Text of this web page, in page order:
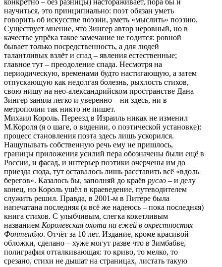
научиться, это принципиально: поэт обязан уметь
говорить об искусстве поэзии, уметь «мыслить» поэзию.
Существует мнение, что Зингер автор неровный, но в
качестве упрёка такое замечание не годится: ровной
бывает только посредственность, а для людей
талантливых взлёт и спад – явления естественные;
главное тут – преодоление спада. Несмотря на
периодическую, временами будто настигающую, а затем
отпускающую как недолгая болезнь, рыхлость стихов,
свою нишу на нео-александрийском пространстве Дана
Зингер заняла легко и уверенно – ни здесь, ни в
метрополии так никто не пишет.
Михаил Король. Переезд в Израиль никак не изменил
М.Короля (я о шаге, о видении, о поэтической установке):
процесс становления поэта здесь лишь ускорился.
Нащупывать собственную речь ему не пришлось,
границы приложения усилий пера обозначены были ещё в
России, и фасад, и интерьер поэтики очерчены им до
приезда сюда, тут оставалось лишь расставить всё «вдоль
берегов». Казалось бы, заполняй до краёв русло – и делу
конец, но Король ушёл в краеведение, путеводителем
служить решил. Правда, в 2001-м в Питере была
напечатана последняя (я всё же надеюсь – пока последняя)
книга стихов. С улыбчивым, слегка кокетливым
названием Королевская охота на ежей в окрестностях
Фонтенбло. Отчёт за 10 лет. Издание, кроме красивой
обложки, сделано – хуже могут разве что в Зимбабве,
полиграфия отталкивающая: то криво, то мелко, то
срезано, стихи не дышат на страницах, листать такую